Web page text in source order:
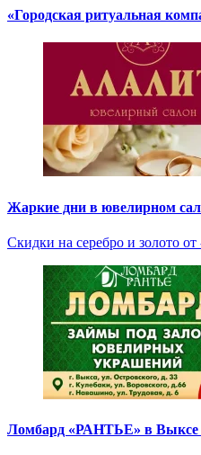
«Городская ритуальная
Жаркие дни в ювелирном
Скидки на серебро и золото
Ломбард «РАНТЬЕ» в Выксе